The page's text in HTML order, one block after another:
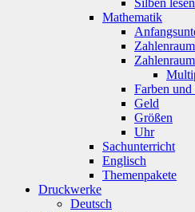
Mathematik
Farben und
Geld
Größen
Uhr
Sachunterricht
Englisch
Themenpakete
Druckwerke
Deutsch